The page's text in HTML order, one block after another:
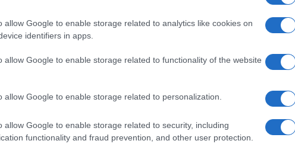
allow Google to enable storage related to analytics like cookies on
identifiers in apps.
allow Google to enable storage related to functionality of the website
allow Google to enable storage related to personalization.
allow Google to enable storage related to security, including
functionality and fraud prevention, and other user protection.
degli zuccheri presenti negli alimenti,
Questo processo non solo preserva
, creando una complessità che non può